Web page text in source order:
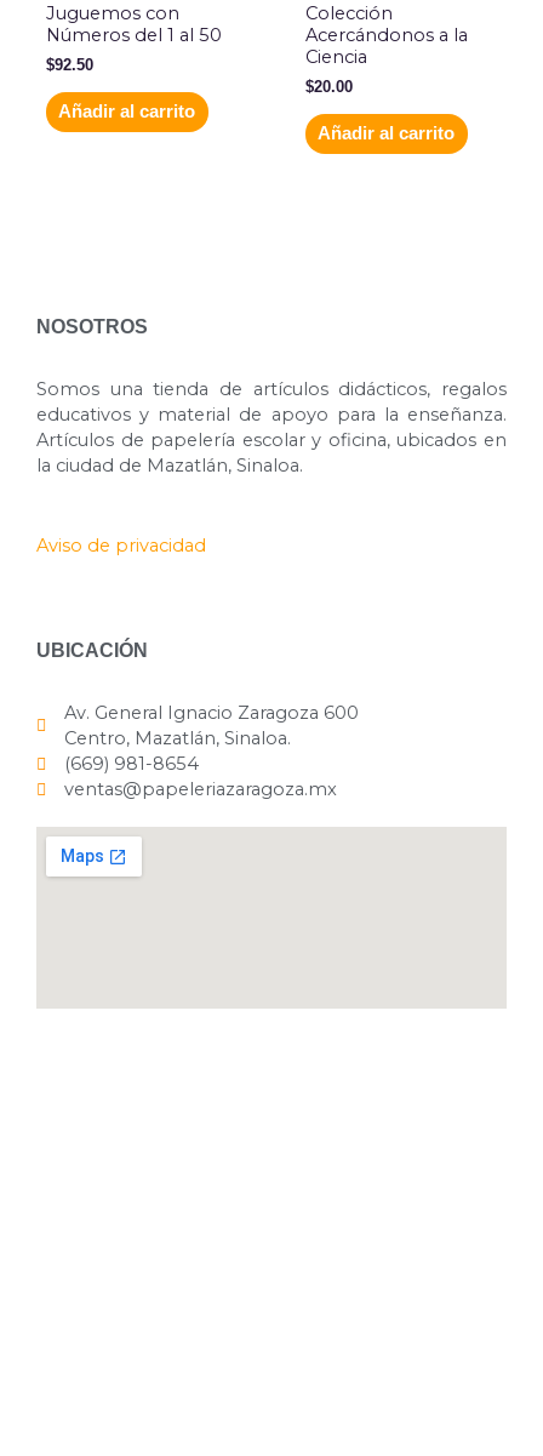
Juguemos con
Números del 1 al 50
$92.50
Añadir al carrito
Colección
Acercándonos a la
Ciencia
$20.00
Añadir al carrito
NOSOTROS
Somos una tienda de artículos didácticos, regalos
educativos y material de apoyo para la enseñanza.
Artículos de papelería escolar y oficina, ubicados en
la ciudad de Mazatlán, Sinaloa.
Aviso de privacidad
UBICACIÓN
Av. General Ignacio Zaragoza 600
Centro, Mazatlán, Sinaloa.
(669) 981-8654
ventas@papeleriazaragoza.mx